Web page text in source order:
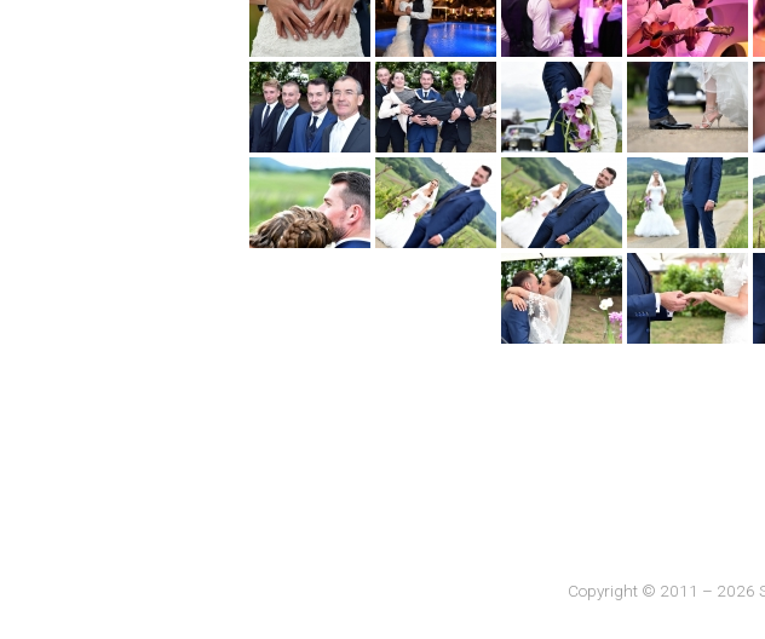
Copyright © 2011 – 2026